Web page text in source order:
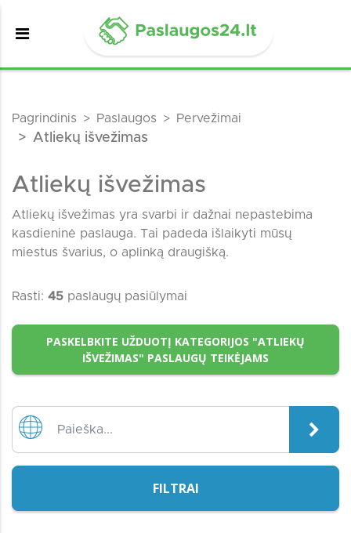
Pagrindinis Paslaugos Pervežimai
Atliekų išvežimas
Atliekų išvežimas
Atliekų išvežimas yra svarbi ir dažnai nepastebima
kasdieninė paslauga. Tai padeda išlaikyti mūsų
miestus švarius, o aplinką draugišką.
Rasti: 45 paslaugų pasiūlymai
PASKELBKITE UŽDUOTĮ KATEGORIJOS "ATLIEKŲ
IŠVEŽIMAS" PASLAUGŲ TEIKĖJAMS
FILTRAI